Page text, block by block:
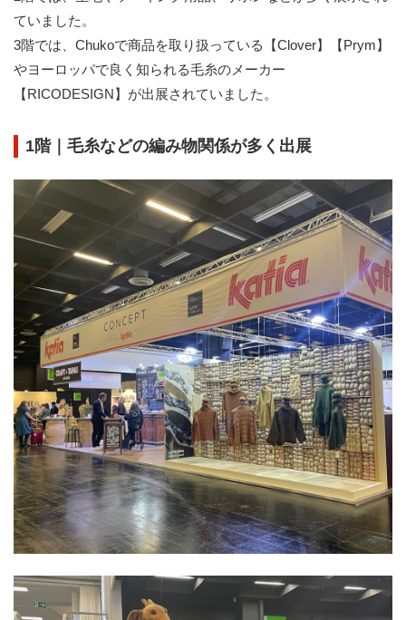
ていました。
3階では、Chukoで商品を取り扱っている【Clover】【Prym】
やヨーロッパで良く知られる毛糸のメーカー
【RICODESIGN】が出展されていました。
1階｜毛糸などの編み物関係が多く出展